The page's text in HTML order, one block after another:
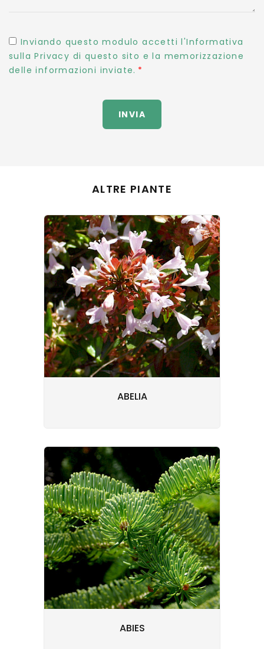
Inviando questo modulo accetti l'Informativa
sulla Privacy di questo sito e la memorizzazione
delle informazioni inviate.
INVIA
ALTRE PIANTE
ABELIA
ABIES